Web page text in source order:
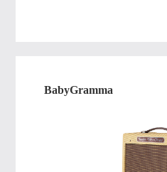
BabyGramma